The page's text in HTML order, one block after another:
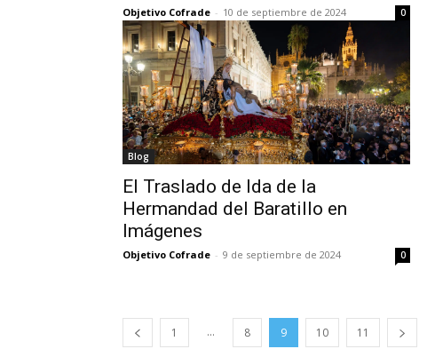
Objetivo Cofrade - 10 de septiembre de 2024 0
Blog
El Traslado de Ida de la
Hermandad del Baratillo en
Imágenes
Objetivo Cofrade - 9 de septiembre de 2024 0
1 ... 8 9 10 11